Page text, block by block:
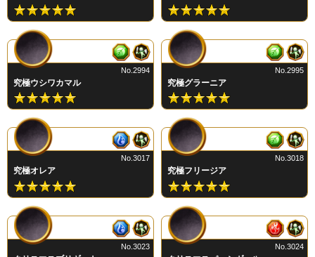
究極ウシワカマル
No.2994
究極グラーニア
No.2995
究極オレア
No.3017
究極フリージア
No.3018
No.3023 No.3024